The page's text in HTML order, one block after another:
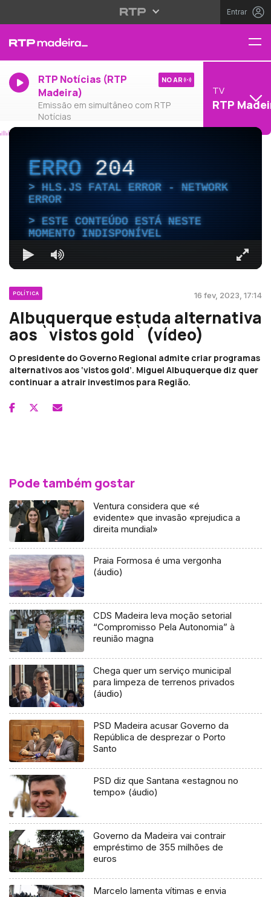
Entrar
RTP Notícias (RTP
Madeira)
Emissão em simultâneo com RTP
Notícias
NO AR
TV
RTP
ERRO204
HLS.JS FATAL ERROR - NETWORK
ERROR
ESTE CONTEÚDO ESTÁ NESTE
MOMENTO INDISPONÍVEL
POLÍTICA 16 fev, 2023, 17:14
Albuquerque estuda alternativa
aos `vistos gold` (vídeo)
O presidente do Governo Regional admite criar programas
alternativos aos ‘vistos gold’. Miguel Albuquerque diz quer
continuar a atrair investimos para Região.
Pode também gostar
Ventura considera que «é
evidente» que invasão «prejudica a
direita mundial»
Praia Formosa é uma vergonha
(áudio)
CDS Madeira leva moção setorial
“Compromisso Pela Autonomia” à
reunião magna
Chega quer um serviço municipal
para limpeza de terrenos privados
(áudio)
PSD Madeira acusar Governo da
República de desprezar o Porto
Santo
PSD diz que Santana «estagnou no
tempo» (áudio)
Governo da Madeira vai contrair
empréstimo de 355 milhões de
euros
Marcelo lamenta vítimas e envia